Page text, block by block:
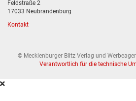
Feldstraße 2
17033 Neubrandenburg
Kontakt
© Mecklenburger Blitz Verlag und
Verantwortlich für die technische